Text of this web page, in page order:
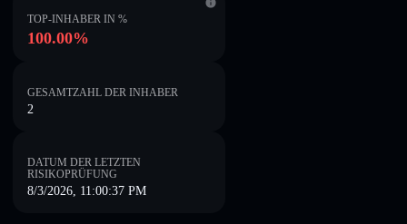
TOP-INHABER IN %
100.00%
GESAMTZAHL DER INHABER
2
DATUM DER LETZTEN
RISIKOPRÜFUNG
8/3/2026, 11:00:37 PM